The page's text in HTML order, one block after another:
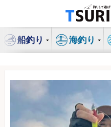
ン
船釣り 海釣り